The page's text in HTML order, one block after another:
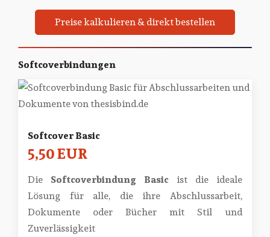
Preise kalkulieren & direkt bestellen
Softcoverbindungen
Softcover Basic
5,50 EUR
Die Softcoverbindung Basic ist die ideale
Lösung für alle, die ihre Abschlussarbeit,
Dokumente oder Bücher mit Stil und
Zuverlässigkeit